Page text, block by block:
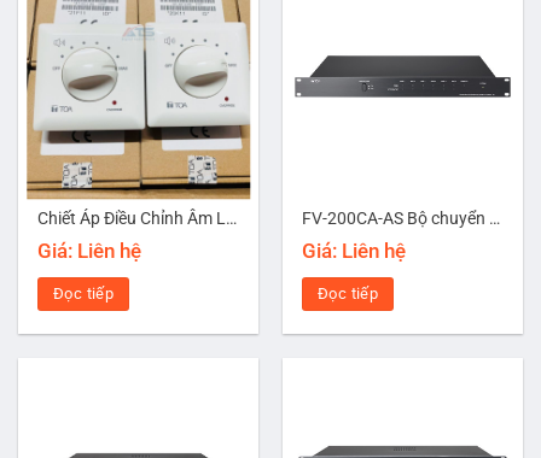
Chiết Áp Điều Chỉnh Âm Lượng 12W TOA AT-4012 AS
Giá: Liên hệ
Đọc tiếp
FV-200CA-AS Bộ chuyển mạch tăng âm
Giá: Liên hệ
Đọc tiếp